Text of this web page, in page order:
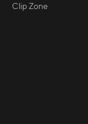
Clip Zone